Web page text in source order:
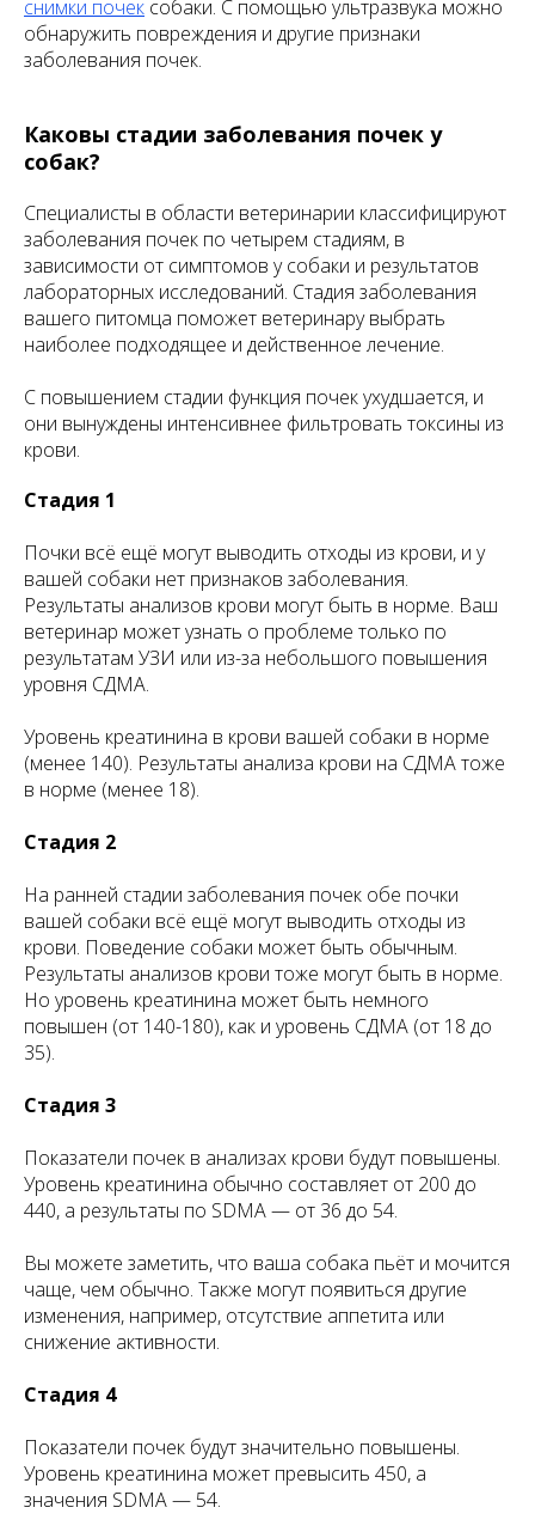
снимки почек собаки. С помощью ультразвука можно
обнаружить повреждения и другие признаки
заболевания почек.
Каковы стадии заболевания почек у
собак?
Специалисты в области ветеринарии классифицируют
заболевания почек по четырем стадиям, в
зависимости от симптомов у собаки и результатов
лабораторных исследований. Стадия заболевания
вашего питомца поможет ветеринару выбрать
наиболее подходящее и действенное лечение.
С повышением стадии функция почек ухудшается, и
они вынуждены интенсивнее фильтровать токсины из
крови.
Стадия 1
Почки всё ещё могут выводить отходы из крови, и у
вашей собаки нет признаков заболевания.
Результаты анализов крови могут быть в норме. Ваш
ветеринар может узнать о проблеме только по
результатам УЗИ или из-за небольшого повышения
уровня СДМА.
Уровень креатинина в крови вашей собаки в норме
(менее 140). Результаты анализа крови на СДМА тоже
в норме (менее 18).
Стадия 2
На ранней стадии заболевания почек обе почки
вашей собаки всё ещё могут выводить отходы из
крови. Поведение собаки может быть обычным.
Результаты анализов крови тоже могут быть в норме.
Но уровень креатинина может быть немного
повышен (от 140-180), как и уровень СДМА (от 18 до
35).
Стадия 3
Показатели почек в анализах крови будут повышены.
Уровень креатинина обычно составляет от 200 до
440, а результаты по SDMA — от 36 до 54.
Вы можете заметить, что ваша собака пьёт и мочится
чаще, чем обычно. Также могут появиться другие
изменения, например, отсутствие аппетита или
снижение активности.
Стадия 4
Показатели почек будут значительно повышены.
Уровень креатинина может превысить 450, а
значения SDMA — 54.